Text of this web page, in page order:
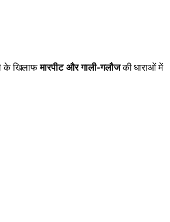
के खिलाफमारपीट और गाली-गलौजकी धाराओं में